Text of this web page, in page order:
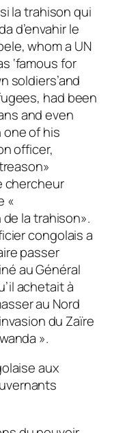
la trahison qui
d’envahir le
whom a UN
‘famous for
soldiers’and
had been
and even
one of his
officer,
chercheur
«
la trahison».
congolais a
passer
au Général
achetait à
au Nord
du Zaïre
».
aux